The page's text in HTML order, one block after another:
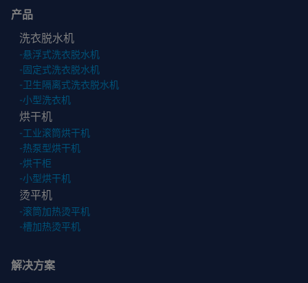
产品
洗衣脱水机
-悬浮式洗衣脱水机
- 固定式洗衣脱水机
- 卫生隔离式洗衣脱水机
-小型洗衣机
烘干机
- 工业滚筒烘干机
-热泵型烘干机
-烘干柜
-小型烘干机
烫平机
-滚筒加热烫平机
-槽加热烫平机
解决方案